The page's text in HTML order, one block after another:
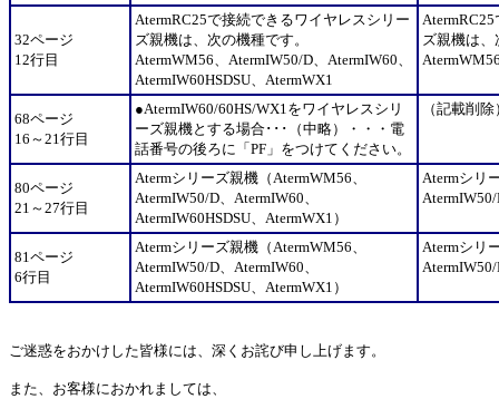
32ページ
12行目
AtermRC25で接続できるワイヤレスシリー
ズ親機は、次の機種です。
AtermWM56、AtermIW50/D、AtermIW60、
AtermIW60HSDSU、AtermWX1
ズ親機は
68ページ
16～21行目
●AtermIW60/60HS/WX1をワイヤレスシリ
ーズ親機とする場合･･･（中略）・・・電
話番号の後ろに「PF」をつけてください。
（記載削除
80ページ
21～27行目
Atermシリーズ親機（AtermWM56、
AtermIW50/D、AtermIW60、
AtermIW60HSDSU、AtermWX1）
Atermシリ
81ページ
6行目
Atermシリーズ親機（AtermWM56、
AtermIW50/D、AtermIW60、
AtermIW60HSDSU、AtermWX1）
Atermシリ
ご迷惑をおかけした皆様には、深くお詫び申し上げます。
また、お客様におかれましては、